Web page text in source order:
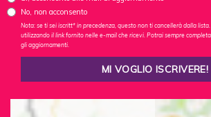
No, non acconsento
Nota: se ti sei iscritt* in precedenza, questo non ti cancellerà dalla
utilizzando il link fornito nelle e-mail che ricevi. Potrai sempre
gli aggiornamenti.